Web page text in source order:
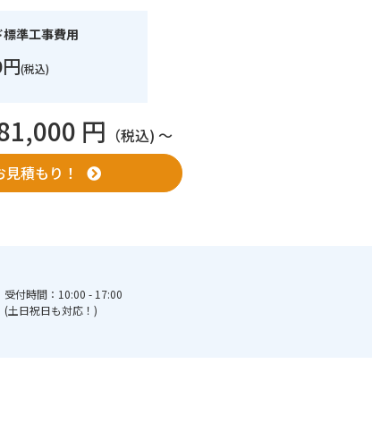
準工事費用
(税込)
円 （税込) 〜
積もり！
受付時間：10:00 - 17:00
(土日祝日も対応！)